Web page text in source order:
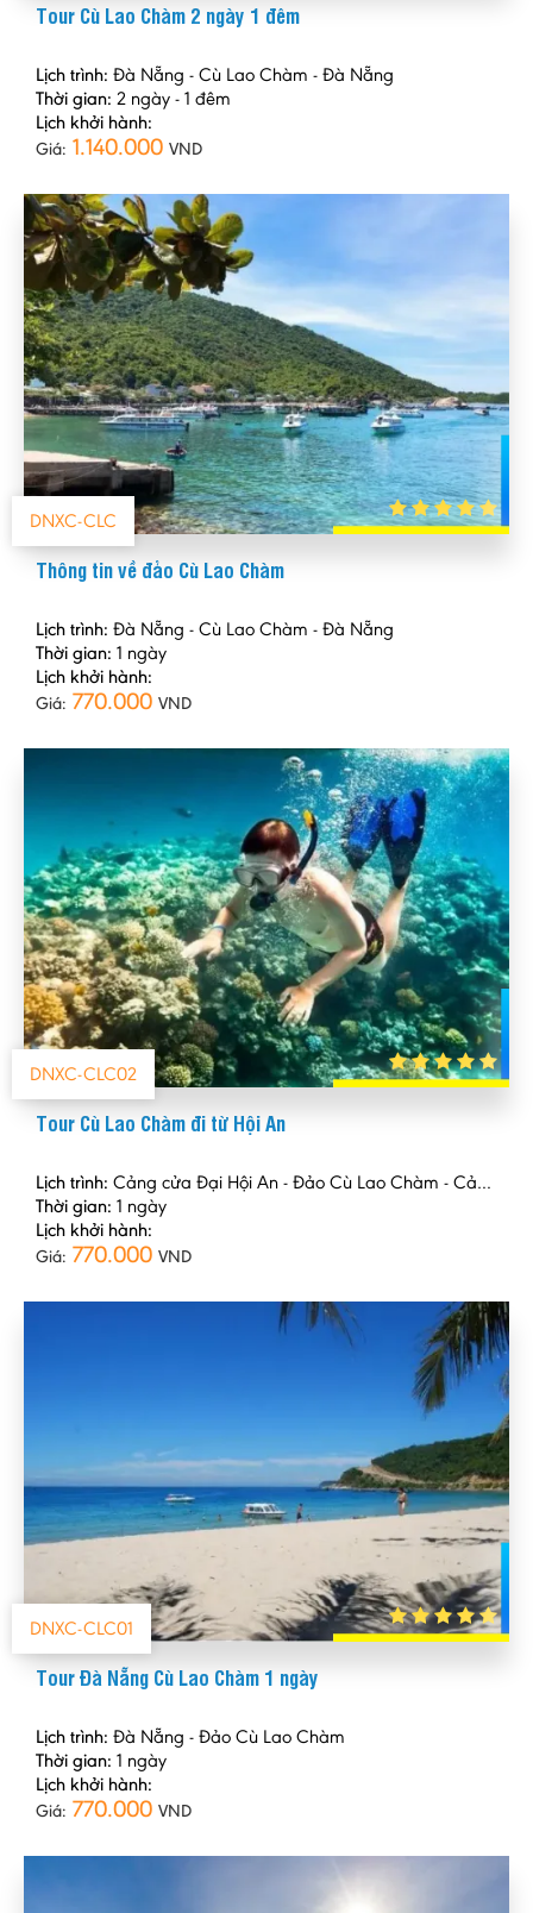
Tour Cù Lao Chàm 2 ngày 1 đêm
Lịch trình: Đà Nẵng - Cù Lao Chàm - Đà Nẵng
Thời gian: 2 ngày - 1 đêm
Lịch khởi hành:
Giá: 1.140.000 VND
DNXC-CLC
Thông tin về đảo Cù Lao Chàm
Lịch trình: Đà Nẵng - Cù Lao Chàm - Đà Nẵng
Thời gian: 1 ngày
Lịch khởi hành:
Giá: 770.000 VND
DNXC-CLC02
Tour Cù Lao Chàm đi từ Hội An
Lịch trình: Cảng cửa Đại Hội An - Đảo Cù Lao Chàm - Cảng cửa Đại
Thời gian: 1 ngày
Lịch khởi hành:
Giá: 770.000 VND
DNXC-CLC01
Tour Đà Nẵng Cù Lao Chàm 1 ngày
Lịch trình: Đà Nẵng - Đảo Cù Lao Chàm
Thời gian: 1 ngày
Lịch khởi hành:
Giá: 770.000 VND